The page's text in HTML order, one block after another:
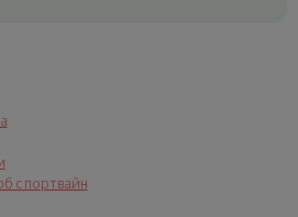
до адрес в рамките на град София
опаковка и персонализирана
Изберете тази опция в
поръчката.
с портвайн